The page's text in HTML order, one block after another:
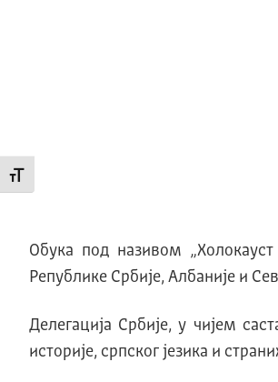
Промени величину слова
Обука под називом
Републике Србије, Албаније и
Делегација Србије, у чијем
историје, српског језика и